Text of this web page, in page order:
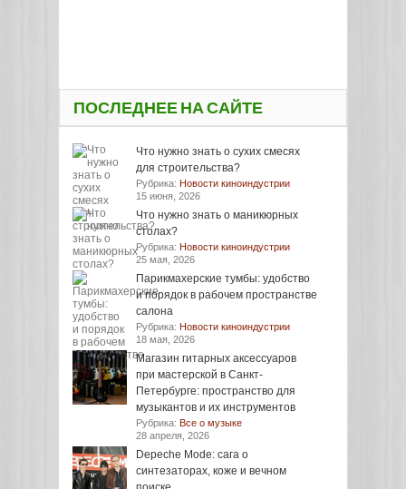
ПОСЛЕДНЕЕ НА САЙТЕ
Что нужно знать о сухих смесях
для строительства?
Рубрика: Новости киноиндустрии
15 июня, 2026
Что нужно знать о маникюрных
столах?
Рубрика: Новости киноиндустрии
25 мая, 2026
Парикмахерские тумбы: удобство
и порядок в рабочем пространстве
салона
Рубрика: Новости киноиндустрии
18 мая, 2026
Магазин гитарных аксессуаров
при мастерской в Санкт-
Петербурге: пространство для
музыкантов и их инструментов
Рубрика: Все о музыке
28 апреля, 2026
Depeche Mode: сага о
синтезаторах, коже и вечном